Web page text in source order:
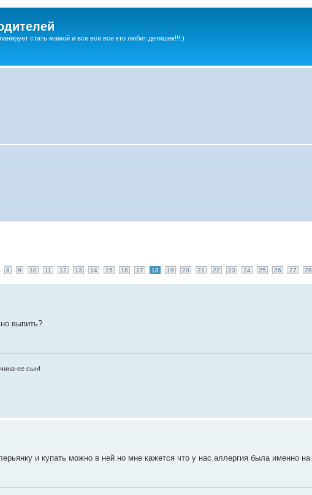
стать мамой и все все все кто любит детишек!!!:)
8 9 10 11 12 13 14 15 16 17 18 19 20 21 22 23 24 25 26 27 28
выпить?
ее сын!
и купать можно в ней но мне кажется что у нас аллергия была именно на